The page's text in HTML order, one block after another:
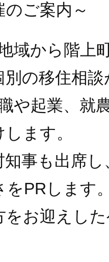
ご案内～
域から階上
別の移住相
や起業、就
ます。
事も出席し
をPRします
をお迎えし